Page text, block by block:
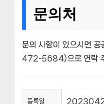
문의처
문의 사항이 있으시면
472-5684)으로 연락
등록일